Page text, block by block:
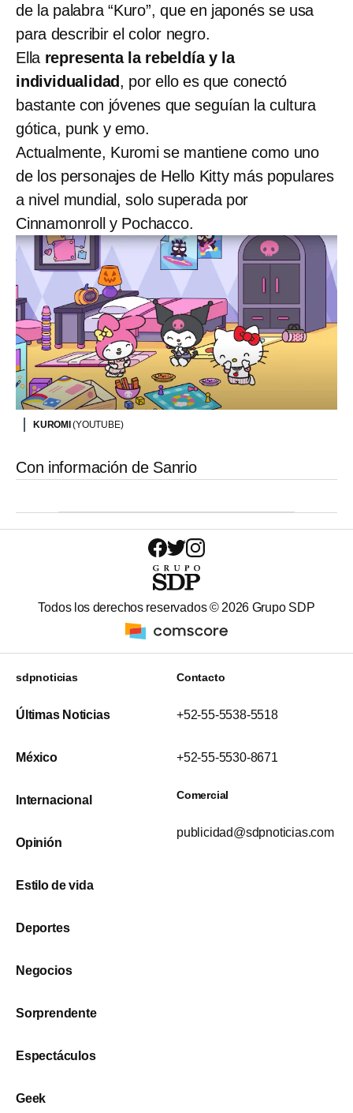
de la palabra “Kuro”, que en japonés se usa
para describir el color negro.
Ella representa la rebeldía y la
individualidad , por ello es que conectó
bastante con jóvenes que seguían la cultura
gótica, punk y emo.
Actualmente, Kuromi se mantiene como uno
de los personajes de Hello Kitty más populares
a nivel mundial, solo superada por
Cinnamonroll y Pochacco.
KUROMI(YOUTUBE)
Con información de Sanrio
Todos los derechos reservados © 2026 Grupo SDP
sdpnoticias
Últimas Noticias
México
Internacional
Opinión
Estilo de vida
Deportes
Negocios
Sorprendente
Espectáculos
Geek
Contacto
+52-55-5538-5518
+52-55-5530-8671
Comercial
publicidad@sdpnoticias.com